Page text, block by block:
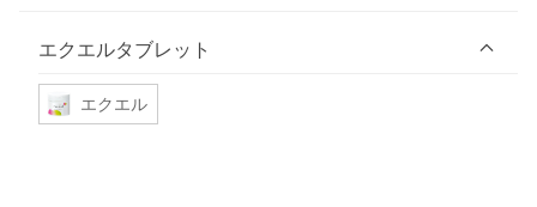
エクエルタブレット
エクエル